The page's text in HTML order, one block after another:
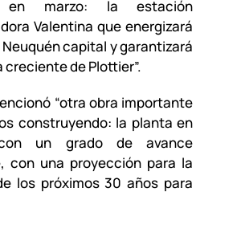
en marzo: la estación
Valentina que energizará
capital y garantizará
creciente de Plottier”.
“otra obra importante
construyendo: la planta en
un grado de avance
con una proyección para la
los próximos 30 años para